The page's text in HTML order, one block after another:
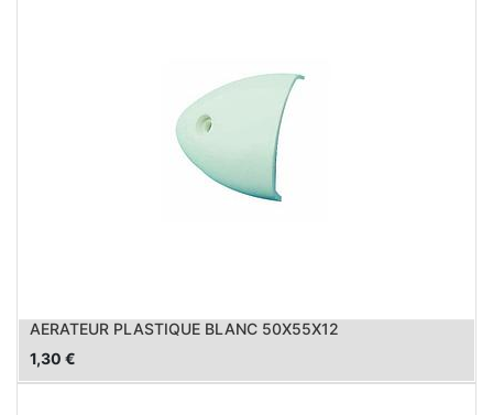
AERATEUR PLASTIQUE BLANC 50X55X12
1,30 €